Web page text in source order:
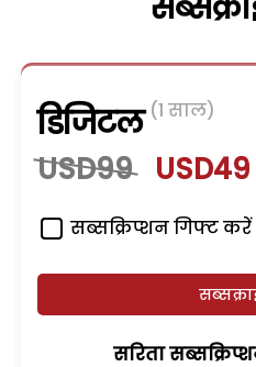
डिजिटल (1 साल)
USD99 USD49
सब्सक्रिप्शन गिफ्ट करें
सरिता